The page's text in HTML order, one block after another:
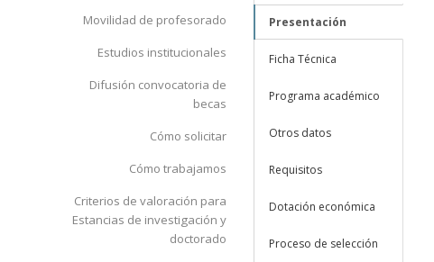
Movilidad de profesorado
Estudios institucionales
Difusión convocatoria de
becas
Cómo solicitar
Cómo trabajamos
Criterios de valoración para
Estancias de investigación y
doctorado
Presentación
Ficha Técnica
Programa académico
Otros datos
Requisitos
Dotación económica
Proceso de selección